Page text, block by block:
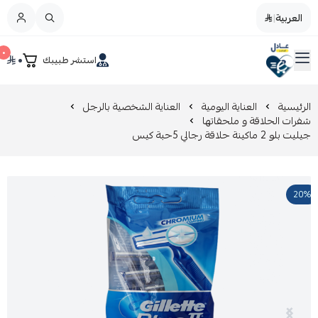
العربية|
صيدليات عادل استشر طبيبك ٠ ٠ القائمة الرئيسية
تخفيضات
المدونة
عروض التوفير
مزيل طلاء الأظافر
العناية بالطفل و الأم
عرض الكل
العناية اليومية
الرئيسية العناية اليومية العناية الشخصية بالرجل
شفرات الحلاقة و ملحقاتها
جيليت بلو 2 ماكينة حلاقة رجالي 5حبة كيس
20%